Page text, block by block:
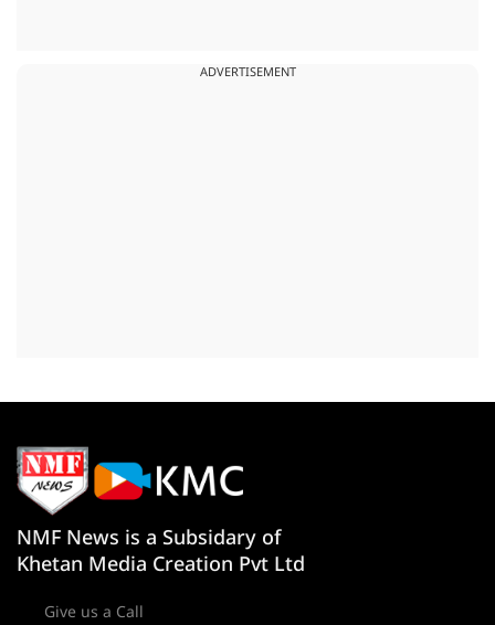
ADVERTISEMENT
NMF News is a Subsidary of
Khetan Media Creation Pvt Ltd
Give us a Call